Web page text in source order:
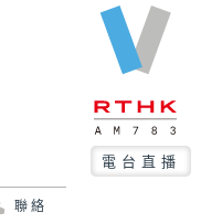
電台直播
聯絡